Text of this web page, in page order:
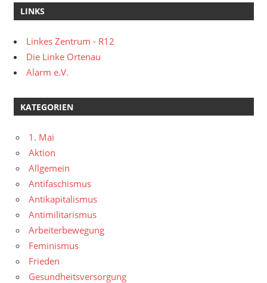
LINKS
Linkes Zentrum - R12
Die Linke Ortenau
Alarm e.V.
KATEGORIEN
1. Mai
Aktion
Allgemein
Antifaschismus
Antikapitalismus
Antimilitarismus
Arbeiterbewegung
Feminismus
Frieden
Gesundheitsversorgung